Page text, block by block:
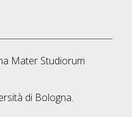
Mater Studiorum
di Bologna.